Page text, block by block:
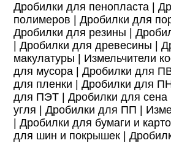
Дробилки для пенопласта |
полимеров |Дробилки для
Дробилки для резины |
|Дробилки для древесины |
макулатуры | Измельчители
для мусора |Дробилки для
для пленки |Дробилки для
для ПЭТ |Дробилки для
угля |Дробилки для ПП |
|Дробилки для бумаги и
для шин и покрышек |